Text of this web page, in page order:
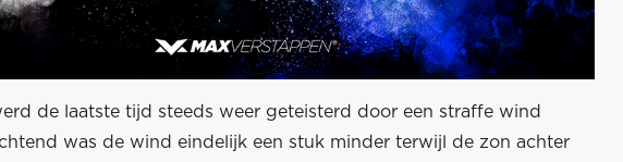
de laatste tijd steeds weer geteisterd door een straffe wind
was de wind eindelijk een stuk minder terwijl de zon achter